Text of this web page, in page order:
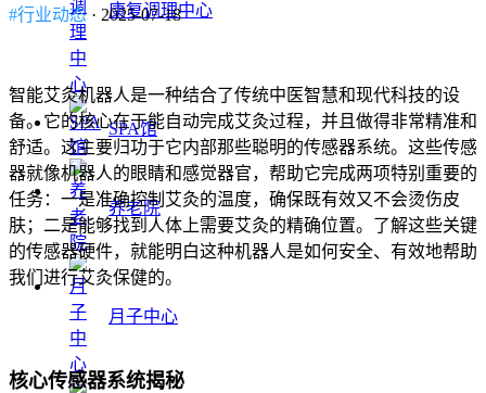
康复调理中心
SPA馆
养老院
月子中心
#行业动态 · 2025-07-18
智能艾灸机器人是一种结合了传统中医智慧和现代科技的设
备。它的核心在于能自动完成艾灸过程，并且做得非常精准和
舒适。这主要归功于它内部那些聪明的传感器系统。这些传感
器就像机器人的眼睛和感觉器官，帮助它完成两项特别重要的
任务：一是准确控制艾灸的温度，确保既有效又不会烫伤皮
肤；二是能够找到人体上需要艾灸的精确位置。了解这些关键
的传感器硬件，就能明白这种机器人是如何安全、有效地帮助
我们进行艾灸保健的。
核心传感器系统揭秘